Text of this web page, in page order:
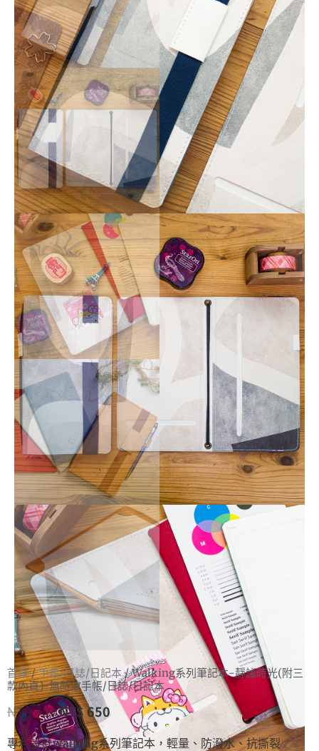
首頁/手帳/日誌/日記本/ Walking系列筆記本-靜謐時光(附三
款內頁)-無時效手帳/日誌/日記本
NT$720NT$650
專利設計walking系列筆記本，輕量、防潑水、抗撕裂